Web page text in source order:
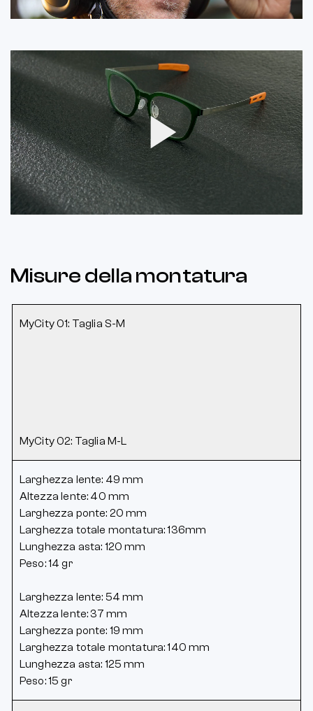
Play
Video
Misure della montatura
MyCity 01: Taglia S-M
MyCity 02: Taglia M-L
Larghezza lente: 49 mm
Altezza lente: 40 mm
Larghezza ponte: 20 mm
Larghezza totale montatura: 136mm
Lunghezza asta: 120 mm
Peso: 14 gr
Larghezza lente: 54 mm
Altezza lente: 37 mm
Larghezza ponte: 19 mm
Larghezza totale montatura: 140 mm
Lunghezza asta: 125 mm
Peso: 15 gr